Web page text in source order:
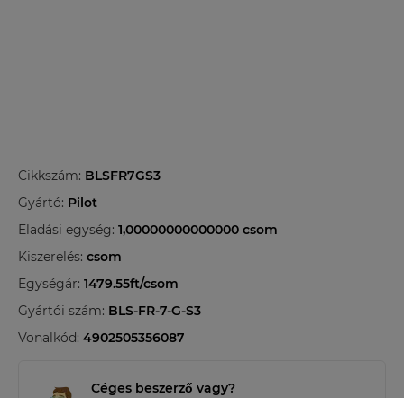
Cikkszám: BLSFR7GS3
Gyártó: Pilot
Eladási egység: 1,00000000000000 csom
Kiszerelés: csom
Egységár: 1479.55ft/csom
Gyártói szám: BLS-FR-7-G-S3
Vonalkód: 4902505356087
Céges beszerző vagy?